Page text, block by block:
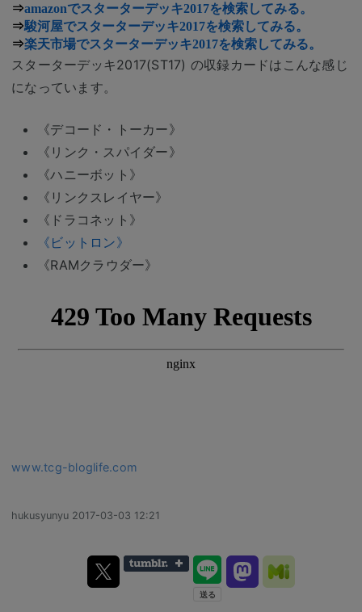
⇒amazonでスターターデッキ2017を検索してみる。
⇒駿河屋でスターターデッキ2017を検索してみる。
⇒楽天市場でスターターデッキ2017を検索してみる。
スターターデッキ2017(ST17) の収録カードはこんな感じ
になっています。
《デコード・トーカー》
《リンク・スパイダー》
《ハニーボット》
《リンクスレイヤー》
《ドラコネット》
《ビットロン》
《RAMクラウダー》
www.tcg-bloglife.com
hukusyunyu 2017-03-03 12:21